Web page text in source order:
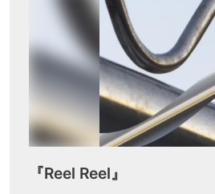
『Reel Reel』